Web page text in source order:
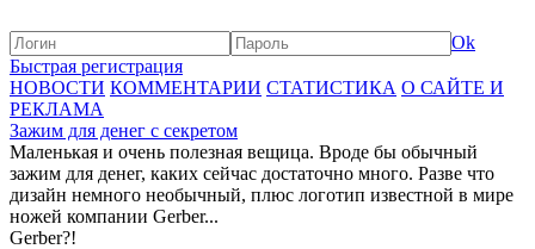
Ok
Быстрая регистрация
НОВОСТИ КОММЕНТАРИИ СТАТИСТИКА О САЙТЕ И
РЕКЛАМА
Зажим для денег с секретом
Маленькая и очень полезная вещица. Вроде бы обычный
зажим для денег, каких сейчас достаточно много. Разве что
дизайн немного необычный, плюс логотип известной в мире
ножей компании Gerber...
Gerber?!